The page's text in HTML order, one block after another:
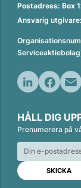
Postadress: Box
Ansvarig
n
k
e
d
n
c
e
b
o
o
k
a
i
l
HÅLL DIG
Prenumerera på